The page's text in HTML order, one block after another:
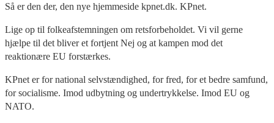
Så er den der, den nye hjemmeside kpnet.dk. KPnet.
Lige op til folkeafstemningen om retsforbeholdet. Vi vil gerne
hjælpe til det bliver et fortjent Nej og at kampen mod det
reaktionære EU forstærkes.
KPnet er for national selvstændighed, for fred, for et bedre samfund,
for socialisme. Imod udbytning og undertrykkelse. Imod EU og
NATO.